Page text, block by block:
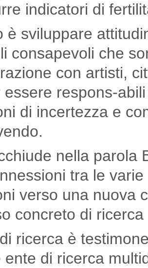
indicatori di
è sviluppare
consapevoli che
con artisti,
essere respons-
di incertezza e
nella parola
tra le
verso una nuova
concreto di
ricerca è
ente di ricerca